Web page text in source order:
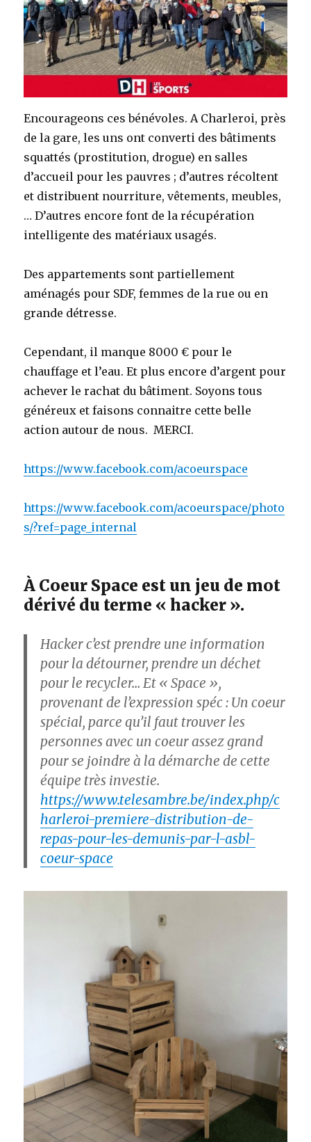
Encourageons ces bénévoles. A Charleroi, près
de la gare, les uns ont converti des bâtiments
squattés (prostitution, drogue) en salles
d’accueil pour les pauvres ; d’autres récoltent
et distribuent nourriture, vêtements, meubles,
… D’autres encore font de la récupération
intelligente des matériaux usagés.
Des appartements sont partiellement
aménagés pour SDF, femmes de la rue ou en
grande détresse.
Cependant, il manque 8000 € pour le
chauffage et l’eau. Et plus encore d’argent pour
achever le rachat du bâtiment. Soyons tous
généreux et faisons connaitre cette belle
action autour de nous. MERCI.
https://www.facebook.com/acoeurspace
https://www.facebook.com/acoeurspace/photo
s/?ref=page_internal
À Coeur Space est un jeu de mot
dérivé du terme « hacker ».
Hacker c’est prendre une information
pour la détourner, prendre un déchet
pour le recycler… Et « Space »,
provenant de l’expression spéc : Un coeur
spécial, parce qu’il faut trouver les
personnes avec un coeur assez grand
pour se joindre à la démarche de cette
équipe très investie.
https://www.telesambre.be/index.php/c
harleroi-premiere-distribution-de-
repas-pour-les-demunis-par-l-asbl-
coeur-space